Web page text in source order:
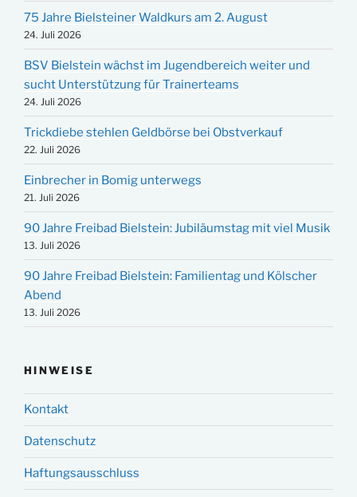
75 Jahre Bielsteiner Waldkurs am 2. August
24. Juli 2026
BSV Bielstein wächst im Jugendbereich weiter und
sucht Unterstützung für Trainerteams
24. Juli 2026
Trickdiebe stehlen Geldbörse bei Obstverkauf
22. Juli 2026
Einbrecher in Bomig unterwegs
21. Juli 2026
90 Jahre Freibad Bielstein: Jubiläumstag mit viel Musik
13. Juli 2026
90 Jahre Freibad Bielstein: Familientag und Kölscher
Abend
13. Juli 2026
HINWEISE
Kontakt
Datenschutz
Haftungsausschluss